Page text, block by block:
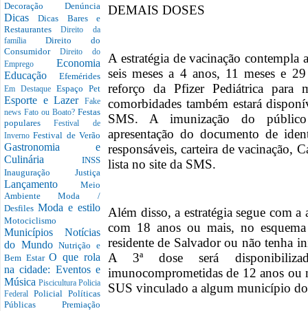
Decoração Denúncia
DicasDicas Bares e
RestaurantesDireito da
família Direito do
Consumidor Direito do
Emprego Economia
Educação Efemérides
Em Destaque Espaço Pet
Esporte e Lazer
Fake
news Fato ou Boato? Festas
popularesFestival de
InvernoFestival de Verão
Gastronomia e
Culinária INSS
Inauguração Justiça
Lançamento Meio
AmbienteModa /
Desfiles Moda e estilo
Motociclismo
Municípios Notícias
do MundoNutrição e
Bem EstarO que rola
na cidade: Eventos e
Música Piscicultura Policia
Federal Policial Políticas
Públicas Premiação
DEMAIS DOSES
A estratégia de vacinação contempla
seis meses a 4 anos, 11 meses e
reforço da Pfizer Pediátrica para
comorbidades também estará
SMS. A imunização do
apresentação do documento de
responsáveis, carteira de vacinação,
lista no site da SMS.
Além disso, a estratégia segue com a
com 18 anos ou mais, no
residente de Salvador ou não tenha
A 3ª dose será
imunocomprometidas de 12 anos
SUS vinculado a algum município